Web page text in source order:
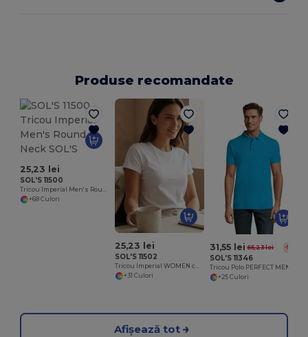
Produse recomandate
25,23 lei
SOL'S 11500
+68 Culori
25,23 lei
SOL'S 11502
+31 Culori
31,55 lei 65,23 lei -52%
SOL'S 11346
Tricou Polo PERFECT MEN
+25 Culori
Afișează tot